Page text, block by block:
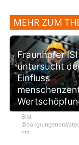
MEHR ZUM
Fraunhofer ISI
untersucht
Einfluss
Bild:
©eakgrungenerd/
om